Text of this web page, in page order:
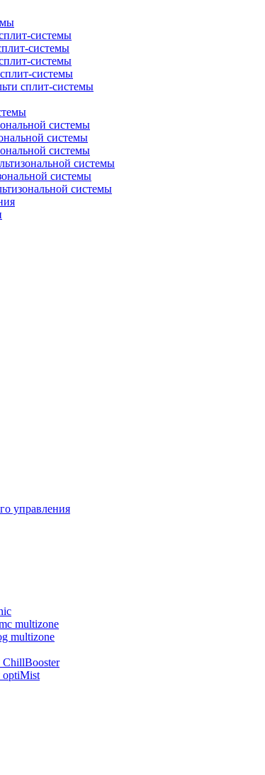
системы
системы
системы
системы
сплит-системы
системы
системы
системы
системы
системы
системы
управления
multizone
multizone
ChillBooster
optiMist